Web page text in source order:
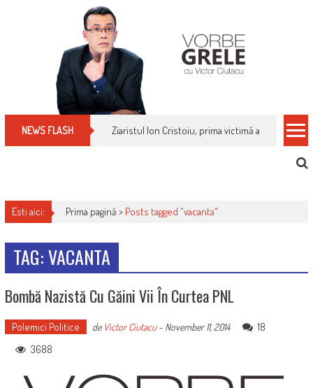
NEWS FLASH Ziaristul Ion Cristoiu, prima victimă a noi
Esti aici: Prima pagină > Posts tagged "vacanta"
TAG: VACANTA
Bombă Nazistă Cu Găini Vii În Curtea PNL
Polemici Politice de Victor Ciutacu- November 11, 2014
18
3688